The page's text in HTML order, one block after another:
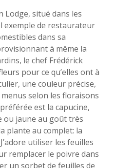
Lodge, situé dans les
exemple de restaurateur
dans sa
à même la
le chef Frédérick
pour ce qu’elles ont à
une couleur précise,
selon les floraisons
est la capucine,
ou jaune au goût très
plante au complet: la
utiliser les feuilles
remplacer le poivre dans
un sorbet de feuilles de